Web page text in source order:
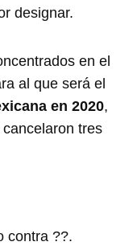
designar.
en el
al que será el
en 2020,
tres
contra ??.